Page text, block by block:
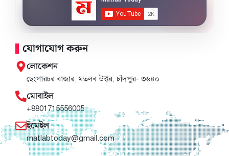
যোগাযোগ করুন
লোকেশন
ছেংগারচর বাজার, মতলব উত্তর, চাঁদপুর- ৩৬৪০
মোবাইল
+8801715556005
ইমেইল
matlabtoday@gmail.com